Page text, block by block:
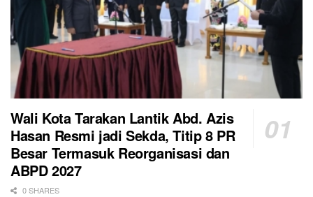
Wali Kota Tarakan Lantik Abd. Azis
Hasan Resmi jadi Sekda, Titip 8 PR
Besar Termasuk Reorganisasi dan
ABPD 2027
0 SHARES